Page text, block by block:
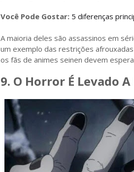
Você Pode Gostar: 5 diferenças
A maioria deles são assassinos em
um exemplo das restrições
os fãs de animes seinen devem
9. O Horror É Levado